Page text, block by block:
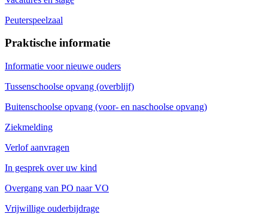
Peuterspeelzaal
Praktische informatie
Informatie voor nieuwe ouders
Tussenschoolse opvang (overblijf)
Buitenschoolse opvang (voor- en naschoolse opvang)
Ziekmelding
Verlof aanvragen
In gesprek over uw kind
Overgang van PO naar VO
Vrijwillige ouderbijdrage